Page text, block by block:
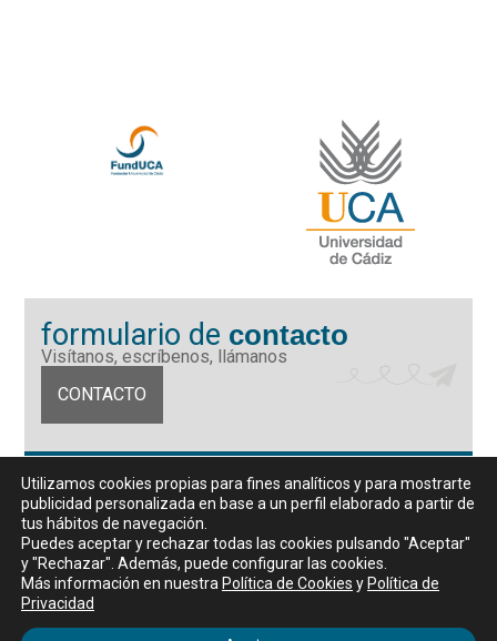
formulario de contacto
Visítanos, escríbenos, llámanos
CONTACTO
Fundación Universidad de Cádiz
Calle Ancha 10 (Edificio José Pérez Llorca), CP. 11001, Cádiz
CIF: G11442167
956 07 03 70 / 72
Horario de atención al público
De lunes a viernes, de 9 a 14 horas
Utilizamos cookies propias para fines analíticos y para mostrarte
publicidad personalizada en base a un perfil elaborado a partir de
tus hábitos de navegación.
Puedes aceptar y rechazar todas las cookies pulsando "Aceptar"
y "Rechazar". Además, puede configurar las cookies.
Más información en nuestra Política de Cookies y Política de
Privacidad